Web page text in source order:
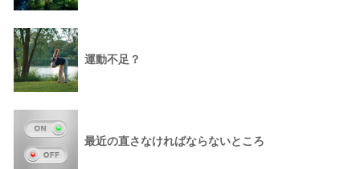
運動不足？
最近の直さなければならないところ